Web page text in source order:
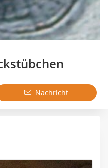
Nachricht